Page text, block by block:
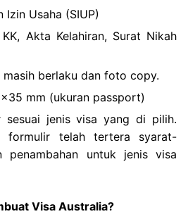
Izin Usaha (SIUP)
Akta Kelahiran, Surat Nikah
masih berlaku dan foto copy.
mm (ukuran passport)
sesuai jenis visa yang di pilih.
formulir telah tertera syarat-
penambahan untuk jenis visa
Visa Australia?